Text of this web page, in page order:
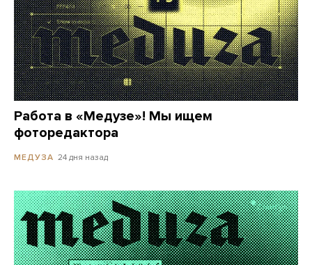
Работа в «Медузе»! Мы ищем
фоторедактора
МЕДУЗА 24 дня назад